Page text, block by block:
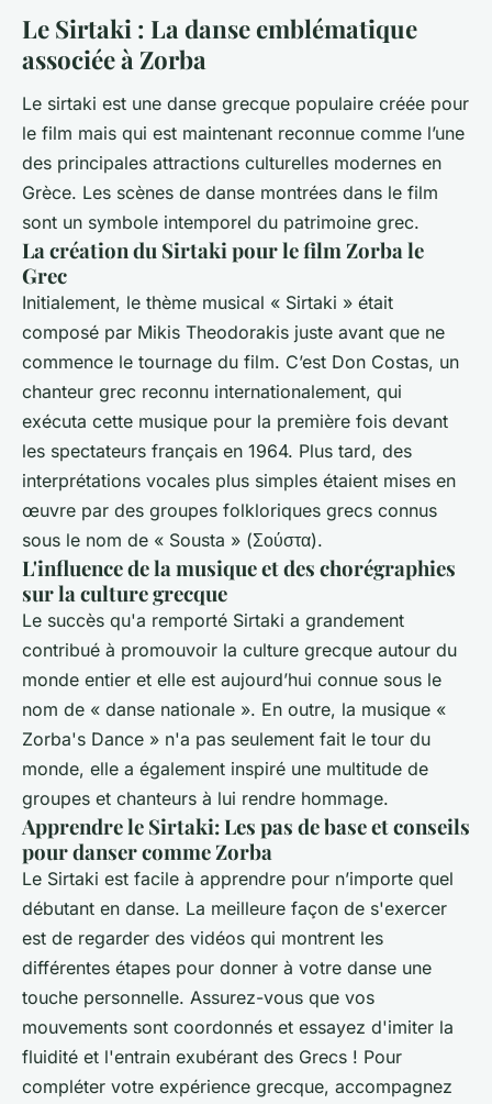
Le Sirtaki : La danse emblématique
associée à Zorba
Le sirtaki est une danse grecque populaire créée pour
le film mais qui est maintenant reconnue comme l’une
des principales attractions culturelles modernes en
Grèce. Les scènes de danse montrées dans le film
sont un symbole intemporel du patrimoine grec.
La création du Sirtaki pour le film Zorba le
Grec
Initialement, le thème musical « Sirtaki » était
composé par Mikis Theodorakis juste avant que ne
commence le tournage du film. C’est Don Costas, un
chanteur grec reconnu internationalement, qui
exécuta cette musique pour la première fois devant
les spectateurs français en 1964. Plus tard, des
interprétations vocales plus simples étaient mises en
œuvre par des groupes folkloriques grecs connus
sous le nom de « Sousta » (Σούστα).
L'influence de la musique et des chorégraphies
sur la culture grecque
Le succès qu'a remporté Sirtaki a grandement
contribué à promouvoir la culture grecque autour du
monde entier et elle est aujourd’hui connue sous le
nom de « danse nationale ». En outre, la musique «
Zorba's Dance » n'a pas seulement fait le tour du
monde, elle a également inspiré une multitude de
groupes et chanteurs à lui rendre hommage.
Apprendre le Sirtaki: Les pas de base et conseils
pour danser comme Zorba
Le Sirtaki est facile à apprendre pour n’importe quel
débutant en danse. La meilleure façon de s'exercer
est de regarder des vidéos qui montrent les
différentes étapes pour donner à votre danse une
touche personnelle. Assurez-vous que vos
mouvements sont coordonnés et essayez d'imiter la
fluidité et l'entrain exubérant des Grecs ! Pour
compléter votre expérience grecque, accompagnez